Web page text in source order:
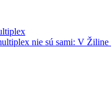
nie sú sami: V